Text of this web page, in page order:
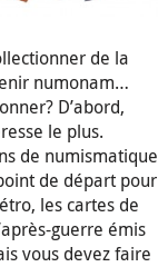
de la
numonam…
D’abord,
le plus.
de numismatique
de départ pour
les cartes de
guerre émis
vous devez faire